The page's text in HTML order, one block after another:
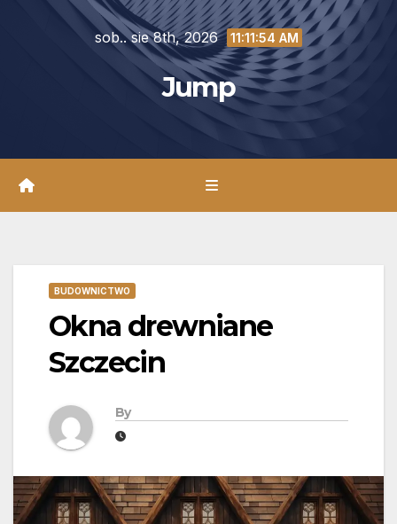
sob.. sie 8th, 2026 11:11:55 AM
Jump
BUDOWNICTWO
Okna drewniane
Szczecin
By